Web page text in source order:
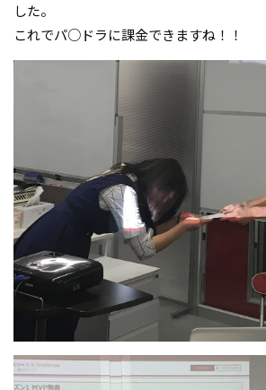
した。
これでパ○ドラに課金できますね！！